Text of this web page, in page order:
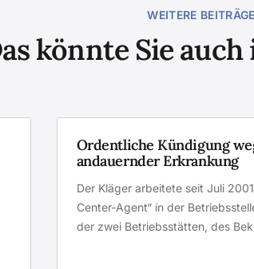
WEITERE BEITRÄGE
könnte Sie
Ordentliche Kündigung
andauernder Erkrankung
Der Kläger arbeitete seit Juli
Center-Agent“ in der
der zwei Betriebsstätten, des